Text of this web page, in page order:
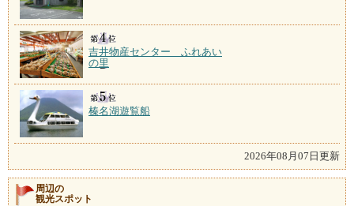
吉井物産センター ふれあい
の里
榛名湖遊覧船
2026年08月07日更新
周辺の
観光スポット